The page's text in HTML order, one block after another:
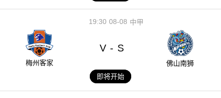
08-08
19:30 中甲
梅州客家
V - S
佛山南狮
即将开始